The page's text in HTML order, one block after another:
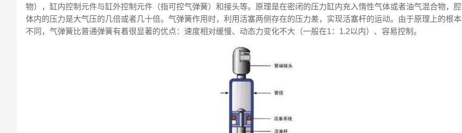
物），缸内控制元件与缸外控制元件（指可控气弹簧）和接头等。原理是在密闭的压力缸内充入惰性气体或者油气混合物，腔
体内的压力是大气压的几倍或者几十倍。气弹簧作用时，利用活塞两侧存在的压力差，实现活塞杆的运动。由于原理上的根本
不同，气弹簧比普通弹簧有着很显著的优点：速度相对缓慢、动态力变化不大（一般在1：1.2以内）、容易控制。